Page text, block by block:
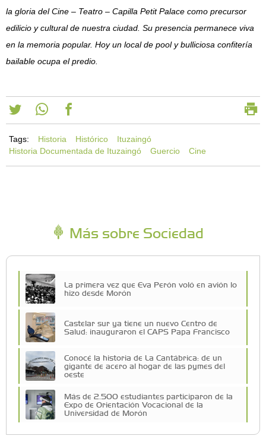
la gloria del Cine – Teatro – Capilla Petit Palace como precursor
edilicio y cultural de nuestra ciudad. Su presencia permanece viva
en la memoria popular. Hoy un local de pool y bulliciosa confitería
bailable ocupa el predio.
Tags: Historia Histórico
Ituzaingó
Historia Documentada de Ituzaingó
Guercio Cine
Más sobre Sociedad
La primera vez que Eva Perón voló en avión lo
hizo desde Morón
Castelar sur ya tiene un nuevo Centro de
Salud: inauguraron el CAPS Papa Francisco
Conocé la historia de La Cantábrica: de un
gigante de acero al hogar de las pymes del
oeste
Más de 2.500 estudiantes participaron de la
Expo de Orientación Vocacional de la
Universidad de Morón